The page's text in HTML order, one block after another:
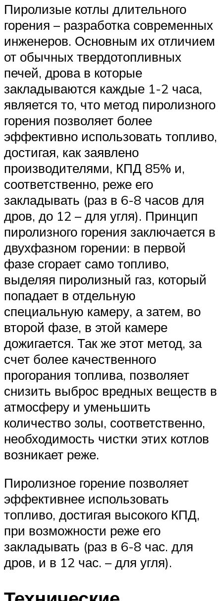
Пиролизые котлы длительного
горения – разработка современных
инженеров. Основным их отличием
от обычных твердотопливных
печей, дрова в которые
закладываются каждые 1-2 часа,
является то, что метод пиролизного
горения позволяет более
эффективно использовать топливо,
достигая, как заявлено
производителями, КПД 85% и,
соответственно, реже его
закладывать (раз в 6-8 часов для
дров, до 12 – для угля). Принцип
пиролизного горения заключается в
двухфазном горении: в первой
фазе сгорает само топливо,
выделяя пиролизный газ, который
попадает в отдельную
специальную камеру, а затем, во
второй фазе, в этой камере
дожигается. Так же этот метод, за
счет более качественного
прогорания топлива, позволяет
снизить выброс вредных веществ в
атмосферу и уменьшить
количество золы, соответственно,
необходимость чистки этих котлов
возникает реже.
Пиролизное горение позволяет
эффективнее использовать
топливо, достигая высокого КПД,
при возможности реже его
закладывать (раз в 6-8 час. для
дров, и в 12 час. – для угля).